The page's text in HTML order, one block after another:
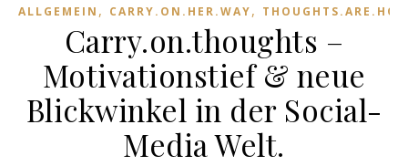
ALLGEMEIN , CARRY.ON.HER.WAY,
Carry.on.thoughts –
Motivationstief & neue
Blickwinkel in der Social-
Media Welt.